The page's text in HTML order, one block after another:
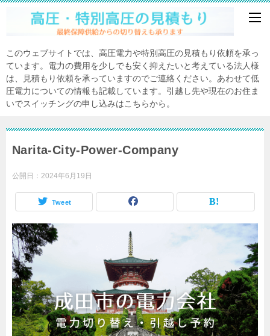
このウェブサイトでは、高圧電力や特別高圧の見積もり依頼を承っ
ています。電力の費用を少しでも安く抑えたいと考えている法人様
は、見積もり依頼を承っていますのでご連絡ください。あわせて低
圧電力についての情報も記載しています。引越し先や現在のお住ま
いでスイッチングの申し込みはこちらから。
Narita-City-Power-Company
公開日： 2024年6月19日
Tweet